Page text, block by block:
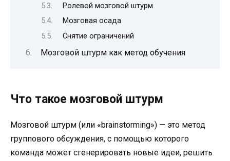
Ролевой мозговой штурм
Мозговая осада
Снятие ограничений
Мозговой штурм как метод обучения
Что такое мозговой штурм
Мозговой штурм (или «brainstorming») — это метод
группового обсуждения, с помощью которого
команда может сгенерировать новые идеи, решить